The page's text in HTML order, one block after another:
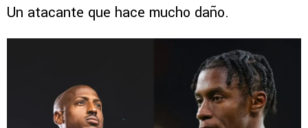
Un atacante que hace mucho daño.